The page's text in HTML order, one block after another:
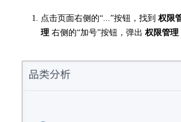
点击页面右侧的“...”按钮，找到 权限
理 右侧的“加号”按钮，弹出 权限管理